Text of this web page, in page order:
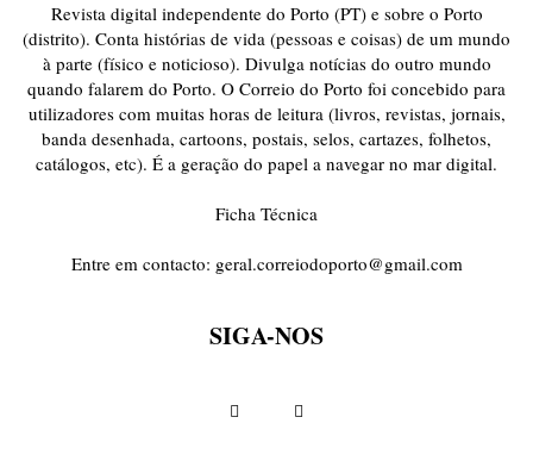
Revista digital independente do Porto (PT) e sobre o Porto
(distrito). Conta histórias de vida (pessoas e coisas) de um mundo
à parte (físico e noticioso). Divulga notícias do outro mundo
quando falarem do Porto. O Correio do Porto foi concebido para
utilizadores com muitas horas de leitura (livros, revistas, jornais,
banda desenhada, cartoons, postais, selos, cartazes, folhetos,
catálogos, etc). É a geração do papel a navegar no mar digital.
Ficha Técnica
Entre em contacto: geral.correiodoporto@gmail.com
SIGA-NOS